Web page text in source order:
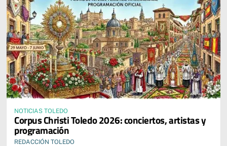
NOTICIAS TOLEDO
Corpus Christi Toledo 2026: conciertos, artistas y
programación
REDACCIÓN TOLEDO